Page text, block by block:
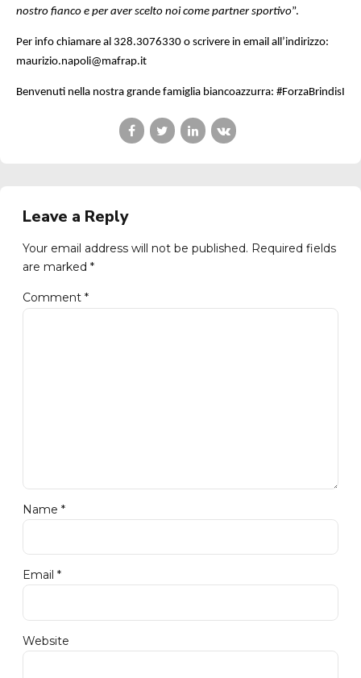
nostro fianco e per aver scelto noi come partner sportivo”.
Per info chiamare al 328.3076330 o scrivere in email all’indirizzo:
maurizio.napoli@mafrap.it
Benvenuti nella nostra grande famiglia biancoazzurra: #ForzaBrindisI
Leave a Reply
Your email address will not be published. Required fields
are marked *
Comment *
Name *
Email *
Website